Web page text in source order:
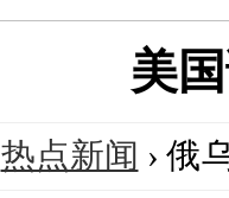
美
热点新闻 › 俄